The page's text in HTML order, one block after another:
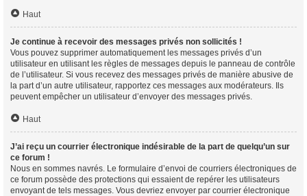
Haut
Je continue à recevoir des messages privés non sollicités !
Vous pouvez supprimer automatiquement les messages privés d’un
utilisateur en utilisant les règles de messages depuis le panneau de contrôle
de l’utilisateur. Si vous recevez des messages privés de manière abusive de
la part d’un autre utilisateur, rapportez ces messages aux modérateurs. Ils
peuvent empêcher un utilisateur d’envoyer des messages privés.
Haut
J’ai reçu un courrier électronique indésirable de la part de quelqu’un sur
ce forum !
Nous en sommes navrés. Le formulaire d’envoi de courriers électroniques de
ce forum possède des protections qui essaient de repérer les utilisateurs
envoyant de tels messages. Vous devriez envoyer par courrier électronique